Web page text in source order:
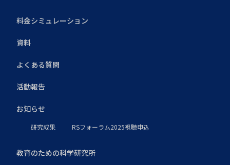
料金シミュレーション
資料
よくある質問
活動報告
お知らせ
研究成果 RSフォーラム2025視聴申込
教育のための科学研究所